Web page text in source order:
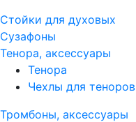
Стойки для духовых
Сузафоны
Тенора, аксессуары
Тенора
Чехлы для теноров
Тромбоны, аксессуары